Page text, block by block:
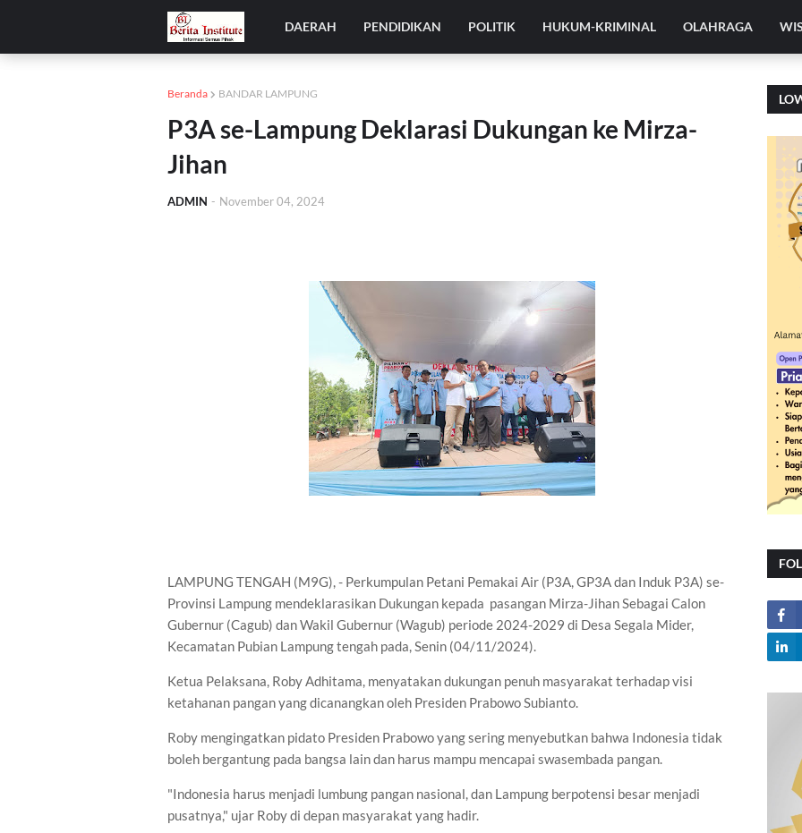
DAERAH PENDIDIKAN POLITIK HUKUM-KRIMINAL OLAHRAGA
Beranda BANDAR LAMPUNG
P3A se-Lampung Deklarasi Dukungan ke Mirza-
Jihan
ADMIN - November 04, 2024
LAMPUNG TENGAH (M9G), - Perkumpulan Petani Pemakai Air (P3A, GP3A dan Induk P3A) se-
Provinsi Lampung mendeklarasikan Dukungan kepada pasangan Mirza-Jihan Sebagai Calon
Gubernur (Cagub) dan Wakil Gubernur (Wagub) periode 2024-2029 di Desa Segala Mider,
Kecamatan Pubian Lampung tengah pada, Senin (04/11/2024).
Ketua Pelaksana, Roby Adhitama, menyatakan dukungan penuh masyarakat terhadap visi
ketahanan pangan yang dicanangkan oleh Presiden Prabowo Subianto.
Roby mengingatkan pidato Presiden Prabowo yang sering menyebutkan bahwa Indonesia tidak
boleh bergantung pada bangsa lain dan harus mampu mencapai swasembada pangan.
"Indonesia harus menjadi lumbung pangan nasional, dan Lampung berpotensi besar menjadi
pusatnya," ujar Roby di depan masyarakat yang hadir.